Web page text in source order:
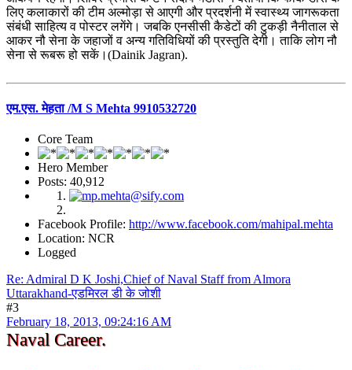
लिए कलाकारों की टीम अल्मोड़ा से आएगी और प्रदर्शनी में स्वास्थ्य जागरूकता
संबंधी साहित्य व पोस्टर लगेंगे। जबकि एनसीसी कैडेटों की टुकड़ी नैनीताल से
आकर नौ सेना के जहाजों व अन्य गतिविधियों की प्रस्तुति देगी। ताकि लोग नौ
सेना से रूबरू हो सकें।(Dainik Jagran).
एम.एस. मेहता /M S Mehta 9910532720
Core Team
Hero Member
Posts: 40,912
Facebook Profile: http://www.facebook.com/mahipal.mehta
Location: NCR
Logged
Re: Admiral D K Joshi,Chief of Naval Staff from Almora
Uttarakhand-एडमिरल डी के जोशी
#3
February 18, 2013, 09:24:16 AM
Naval Career.